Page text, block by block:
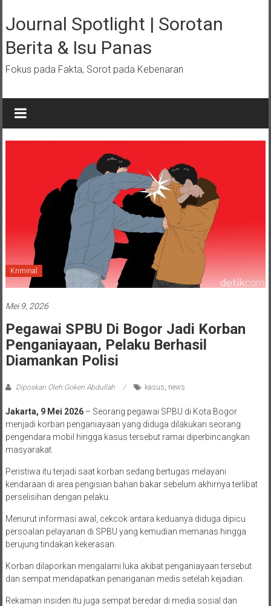
konten
Journal Spotlight | Sorotan
Berita & Isu Panas
Fokus pada Fakta, Sorot pada Kebenaran
Kriminal
Mei 9, 2026
Pegawai SPBU Di Bogor Jadi Korban
Penganiayaan, Pelaku Berhasil
Diamankan Polisi
Diposkan Oleh:Goken Abdullah kasus news
Jakarta, 9 Mei 2026– Seorang pegawai SPBU di Kota Bogor
menjadi korban penganiayaan yang diduga dilakukan seorang
pengendara mobil hingga kasus tersebut ramai diperbincangkan
masyarakat.
Peristiwa itu terjadi saat korban sedang bertugas melayani
kendaraan di area pengisian bahan bakar sebelum akhirnya terlibat
perselisihan dengan pelaku.
Menurut informasi awal, cekcok antara keduanya diduga dipicu
persoalan pelayanan di SPBU yang kemudian memanas hingga
berujung tindakan kekerasan.
Korban dilaporkan mengalami luka akibat penganiayaan tersebut
dan sempat mendapatkan penanganan medis setelah kejadian.
Rekaman insiden itu juga sempat beredar di media sosial dan